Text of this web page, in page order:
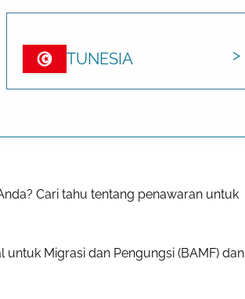
TUNESIA
Cari tahu tentang penawaran untuk
Migrasi dan Pengungsi (BAMF) dan